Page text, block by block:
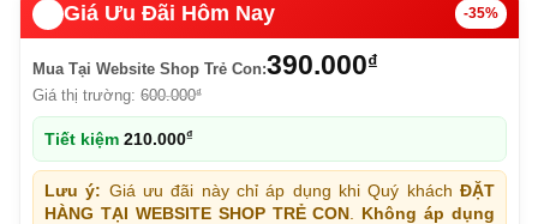
Giá Ưu Đãi Hôm Nay -35%
Mua Tại Website Shop Trẻ Con:390.000₫
Giá thị trường: 600.000₫
Tiết kiệm 210.000₫
Lưu ý: Giá ưu đãi này chỉ áp dụng khi Quý kháchĐẶT
HÀNG TẠI WEBSITE SHOP TRẺ CON
Không áp dụng